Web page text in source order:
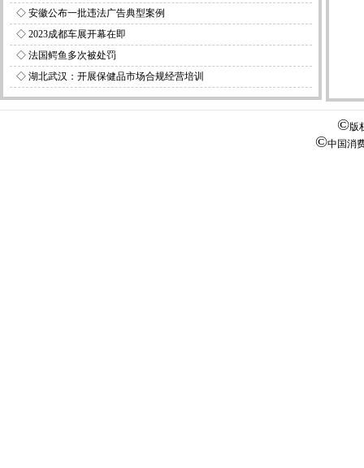
◇ 安徽公布一批违法广告典型案例
◇ 2023成都车展开幕在即
◇ 法国鳄鱼多次被处罚
◇ 湖北武汉：开展保健品市场合规经营培训
©版
©中国消